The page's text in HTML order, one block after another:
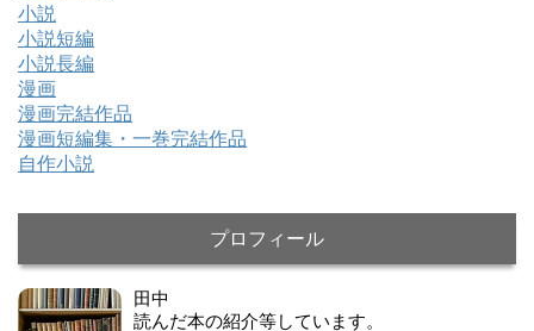
小説
小説短編
小説長編
漫画
漫画完結作品
漫画短編集・一巻完結作品
自作小説
プロフィール
田中
読んだ本の紹介等しています。